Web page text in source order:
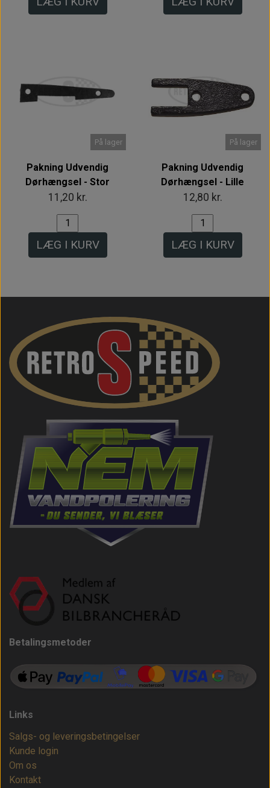
På lager
Pakning Udvendig
Dørhængsel - Stor
11,20 kr.
LÆG I KURV
På lager
Pakning Udvendig
Dørhængsel - Lille
12,80 kr.
LÆG I KURV
Betalingsmetoder
Links
Salgs- og leveringsbetingelser
Kunde login
Om os
Kontakt